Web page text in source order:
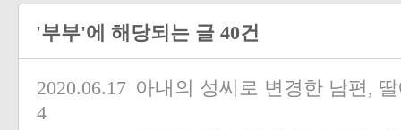
'부부'에 해당되는 글 40건
2020.06.17 아내의 성씨로 변경한 남편,
4